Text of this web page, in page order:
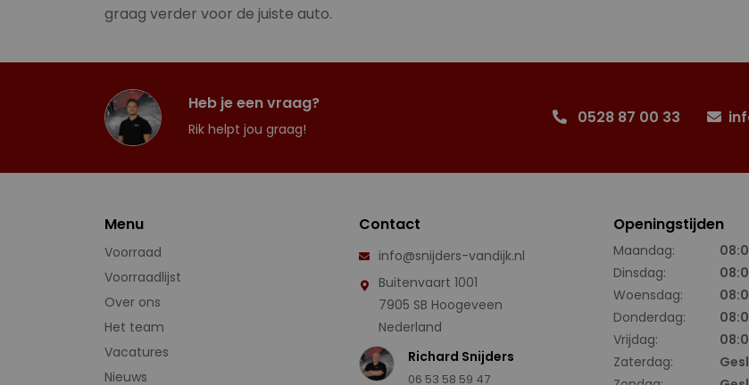
graag verder voor de juiste auto.
Heb je een vraag?
Rik helpt jou graag!
0528 87 00 33
Menu
Voorraad
Voorraadlijst
Over ons
Het team
Vacatures
Nieuws
Contact
info@snijders-vandijk.nl
Buitenvaart 1001
7905 SB Hoogeveen
Nederland
Richard Snijders
06 53 58 59 47
Openingstijden
Maandag:
Dinsdag:
Woensdag:
Donderdag:
Vrijdag:
Zaterdag: